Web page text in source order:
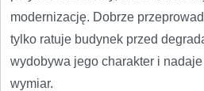
modernizację. Dobrze
tylko ratuje budynek przed
wydobywa jego charakter i
wymiar.